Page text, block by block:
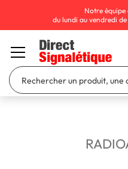
Notre équipe
du lundi au vendredi